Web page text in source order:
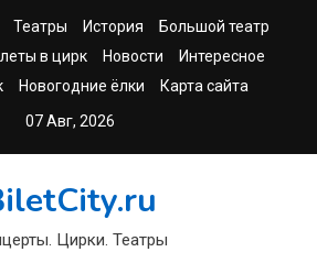
Театры История
Большой театр
в цирк Новости
Интересное
Новогодние ёлки
Карта сайта
07 Авг, 2026
Цирки. Театры